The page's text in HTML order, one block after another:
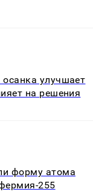
улучшает
на решения
форму атома
255